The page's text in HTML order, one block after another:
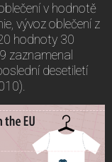
v hodnotě
vývoz oblečení z
hodnoty 30
zaznamenal
desetiletí